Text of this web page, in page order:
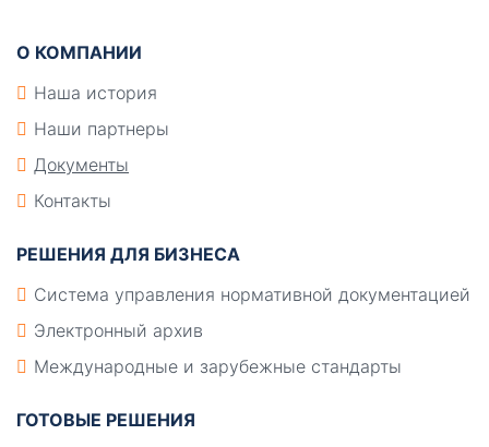
О КОМПАНИИ
Наша история
Наши партнеры
Документы
Контакты
РЕШЕНИЯ ДЛЯ БИЗНЕСА
Система управления нормативной документацией
Электронный архив
Международные и зарубежные стандарты
ГОТОВЫЕ РЕШЕНИЯ